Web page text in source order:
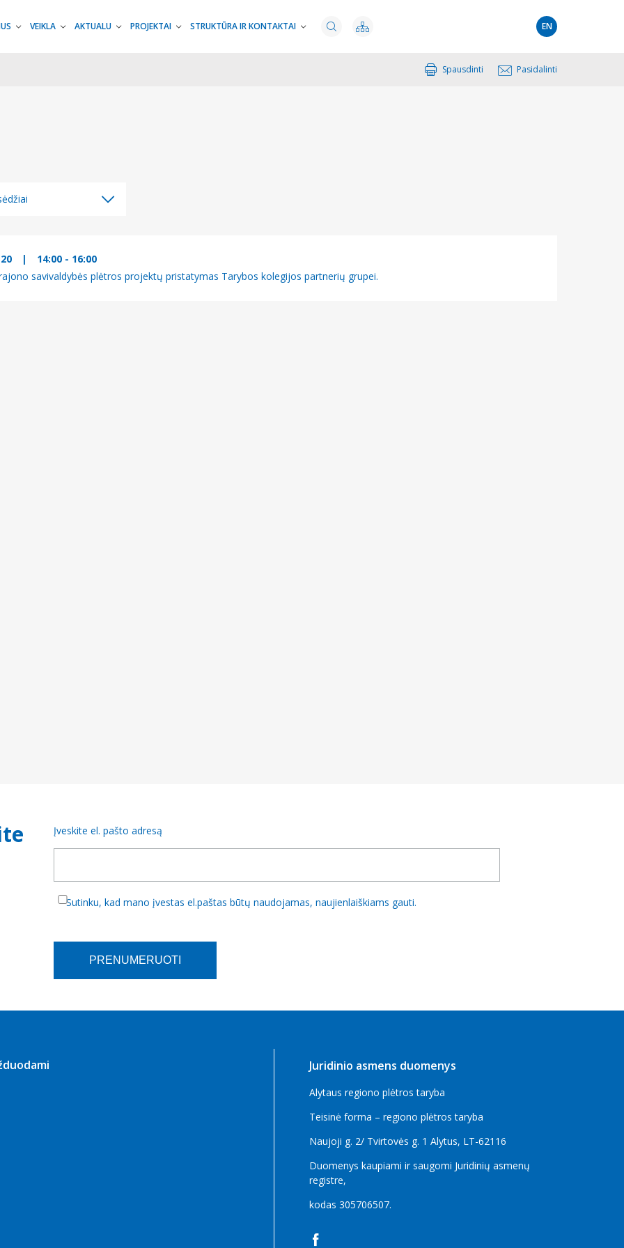
VEIKLA AKTUALU PROJEKTAI STRUKTŪRA IR KONTAKTAI EN
Spausdinti Pasidalinti
|
14:00 - 16:00
savivaldybės plėtros projektų pristatymas Tarybos kolegijos partnerių grupei.
Įveskite el. pašto adresą
Sutinku, kad mano įvestas el.paštas būtų naudojamas, naujienlaiškiams gauti.
Juridinio asmens duomenys
Alytaus regiono plėtros taryba
Teisinė forma – regiono plėtros taryba
Naujoji g. 2/ Tvirtovės g. 1 Alytus, LT-62116
Duomenys kaupiami ir saugomi Juridinių asmenų
registre,
kodas 305706507.